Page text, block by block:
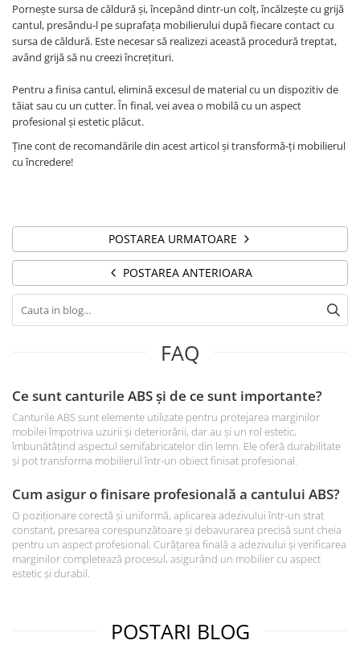
Pornește sursa de căldură și, începând dintr-un colț, încălzește cu grijă
cantul, presându-l pe suprafața mobilierului după fiecare contact cu
sursa de căldură. Este necesar să realizezi această procedură treptat,
având grijă să nu creezi încrețituri.
Pentru a finisa cantul, elimină excesul de material cu un dispozitiv de
tăiat sau cu un cutter. În final, vei avea o mobilă cu un aspect
profesional și estetic plăcut.
Ține cont de recomandările din acest articol și transformă-ți mobilierul
cu încredere!
POSTAREA URMATOARE
POSTAREA ANTERIOARA
FAQ
Ce sunt canturile ABS și de ce sunt importante?
Canturile ABS sunt elemente utilizate pentru protejarea marginilor
mobilei împotriva uzurii și deteriorării, dar au și un rol estetic,
îmbunătățind aspectul semifabricatelor din lemn. Ele oferă durabilitate
și pot transforma mobilierul într-un obiect finisat profesional.
Cum asigur o finisare profesională a cantului ABS?
O poziționare corectă și uniformă, aplicarea adezivului într-un strat
constant, presarea corespunzătoare și debavurarea precisă sunt cheia
pentru un aspect profesional. Curățarea finală a adezivului și verificarea
marginilor completează procesul, asigurând un mobilier cu aspect
estetic și durabil.
POSTARI BLOG